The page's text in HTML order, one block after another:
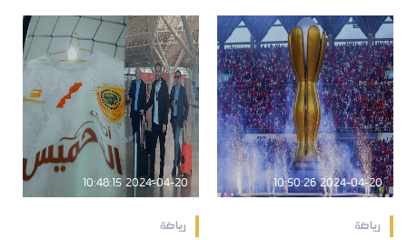
2024-04-20 10:50:26
رياضة
2024-04-20 10:48:15
رياضة